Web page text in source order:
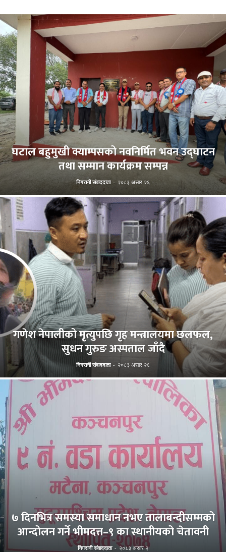
घटाल बहुमुखी क्याम्पसको नवनिर्मित भवन उद्घाटन
तथा सम्मान कार्यक्रम सम्पन्न
निगरानी संवाददाता - २०८३ असार २६
गणेश नेपालीको मृत्युपछि गृह मन्त्रालयमा छलफल,
सुधन गुरुङ अस्पताल जाँदै
निगरानी संवाददाता - २०८३ असार २६
७ दिनभित्र समस्या समाधान नभए तालाबन्दीसम्मको
आन्दोलन गर्ने भीमदत्त–९ का स्थानीयको चेतावनी
निगरानी संवाददाता - २०८३ असार २